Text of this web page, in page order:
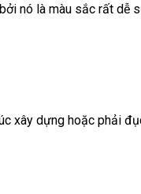
nó là màu sắc rất dễ
xây dựng hoặc phải